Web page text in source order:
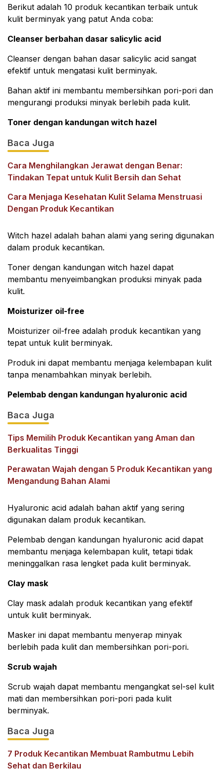
Berikut adalah 10 produk kecantikan terbaik untuk
kulit berminyak yang patut Anda coba:
Cleanser berbahan dasar salicylic acid
Cleanser dengan bahan dasar salicylic acid sangat
efektif untuk mengatasi kulit berminyak.
Bahan aktif ini membantu membersihkan pori-pori dan
mengurangi produksi minyak berlebih pada kulit.
Toner dengan kandungan witch hazel
Baca Juga
Cara Menghilangkan Jerawat dengan Benar:
Tindakan Tepat untuk Kulit Bersih dan Sehat
Cara Menjaga Kesehatan Kulit Selama Menstruasi
Dengan Produk Kecantikan
Witch hazel adalah bahan alami yang sering digunakan
dalam produk kecantikan.
Toner dengan kandungan witch hazel dapat
membantu menyeimbangkan produksi minyak pada
kulit.
Moisturizer oil-free
Moisturizer oil-free adalah produk kecantikan yang
tepat untuk kulit berminyak.
Produk ini dapat membantu menjaga kelembapan kulit
tanpa menambahkan minyak berlebih.
Pelembab dengan kandungan hyaluronic acid
Baca Juga
Tips Memilih Produk Kecantikan yang Aman dan
Berkualitas Tinggi
Perawatan Wajah dengan 5 Produk Kecantikan yang
Mengandung Bahan Alami
Hyaluronic acid adalah bahan aktif yang sering
digunakan dalam produk kecantikan.
Pelembab dengan kandungan hyaluronic acid dapat
membantu menjaga kelembapan kulit, tetapi tidak
meninggalkan rasa lengket pada kulit berminyak.
Clay mask
Clay mask adalah produk kecantikan yang efektif
untuk kulit berminyak.
Masker ini dapat membantu menyerap minyak
berlebih pada kulit dan membersihkan pori-pori.
Scrub wajah
Scrub wajah dapat membantu mengangkat sel-sel kulit
mati dan membersihkan pori-pori pada kulit
berminyak.
Baca Juga
7 Produk Kecantikan Membuat Rambutmu Lebih
Sehat dan Berkilau